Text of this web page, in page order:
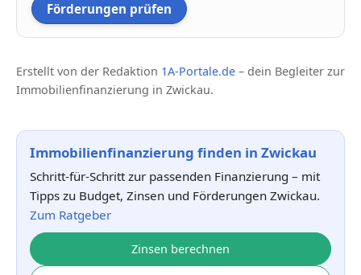
Förderungen prüfen
Erstellt von der Redaktion 1A-Portale.de – dein Begleiter zur
Immobilienfinanzierung in Zwickau.
Immobilienfinanzierung finden in Zwickau
Schritt-für-Schritt zur passenden Finanzierung – mit
Tipps zu Budget, Zinsen und Förderungen Zwickau.
Zum Ratgeber
Zinsen berechnen